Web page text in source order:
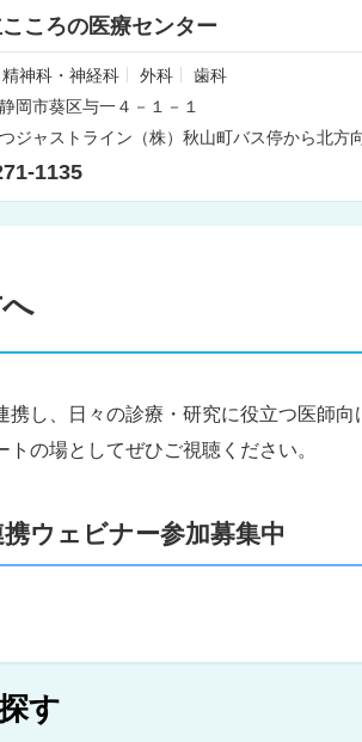
ころの医療センター
精神科・神経科 外科
歯科
岡市葵区与一４－１－１
ジャストライン（株）秋山町バス停から北方
1135
携し、日々の診療・研究に役立つ医師
トの場としてぜひご視聴ください。
ウェビナー参加募集中
す